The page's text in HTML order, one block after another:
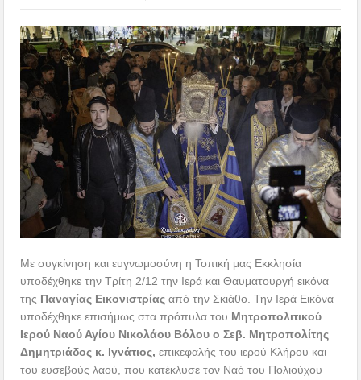
Με συγκίνηση και ευγνωμοσύνη η Τοπική μας Εκκλησία
υποδέχθηκε την Τρίτη 2/12 την Ιερά και Θαυματουργή εικόνα
της Παναγίας Εικονιστρίας από την Σκιάθο. Την Ιερά Εικόνα
υποδέχθηκε επισήμως στα πρόπυλα του Μητροπολιτικού
Ιερού Ναού Αγίου Νικολάου Βόλου ο Σεβ. Μητροπολίτης
Δημητριάδος κ. Ιγνάτιος, επικεφαλής του ιερού Κλήρου και
του ευσεβούς λαού, που κατέκλυσε τον Ναό του Πολιούχου